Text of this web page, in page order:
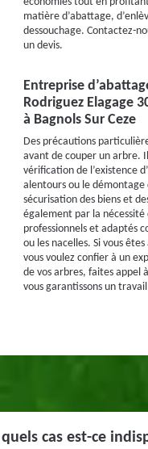
matière d’abattage,
dessouchage. Contactez-
un devis.
Entreprise
Rodriguez Elagage
à Bagnols Sur Ceze
Des précautions
avant de couper un arbre.
vérification de l’existence
alentours ou le démontage
sécurisation des biens et
également par la nécessité
professionnels et adaptés
ou les nacelles. Si vous
vous voulez confier à un
de vos arbres, faites appel
vous garantissons un
cas est-ce